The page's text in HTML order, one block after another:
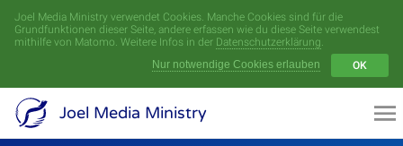
Joel Media Ministry verwendet Cookies. Manche Cookies sind für die
Grundfunktionen dieser Seite, andere erfassen wie du diese Seite verwendest
mithilfe von Matomo. Weitere Infos in der Datenschutzerklärung.
Nur notwendige Cookies erlauben
OK
Joel Media Ministry
Menü
Videoarchiv